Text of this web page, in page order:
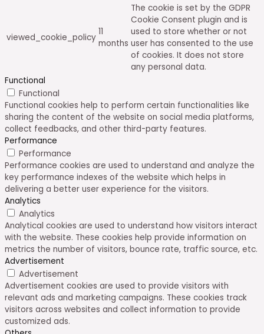
viewed_cookie_policy
11
months
The cookie is set by the GDPR
Cookie Consent plugin and is
used to store whether or not
user has consented to the use
of cookies. It does not store
any personal data.
Functional
Functional
Functional cookies help to perform certain functionalities like
sharing the content of the website on social media platforms,
collect feedbacks, and other third-party features.
Performance
Performance
Performance cookies are used to understand and analyze the
key performance indexes of the website which helps in
delivering a better user experience for the visitors.
Analytics
Analytics
Analytical cookies are used to understand how visitors interact
with the website. These cookies help provide information on
metrics the number of visitors, bounce rate, traffic source, etc.
Advertisement
Advertisement
Advertisement cookies are used to provide visitors with
relevant ads and marketing campaigns. These cookies track
visitors across websites and collect information to provide
customized ads.